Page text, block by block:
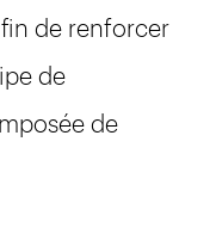
de renforcer
de
de